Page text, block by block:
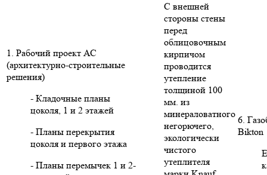
1. Рабочий проект АС
(архитектурно-строительные
решения)
- Кладочные планы
цоколя, 1 и 2 этажей
- Планы перекрытия
цоколя и первого этажа
- Планы перемычек 1 и 2-
С внешней
стороны стены
перед
облицовочным
кирпичом
проводится
утепление
толщиной 100
мм. из
минераловатного
негорючего,
экологически
чистого
утеплителя
6.
Bikton